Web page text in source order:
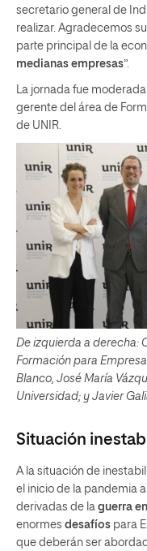
secretario general de
realizar. Agradecemos
parte principal de la
medianas empresas”.
La jornada fue
gerente del área de
de UNIR.
De izquierda a derecha:
Formación para
Blanco, José María
Universidad; y Javier
Situación
A la situación de
el inicio de la pandemia
derivadas de la guerra
enormes desafíos para
que deberán ser